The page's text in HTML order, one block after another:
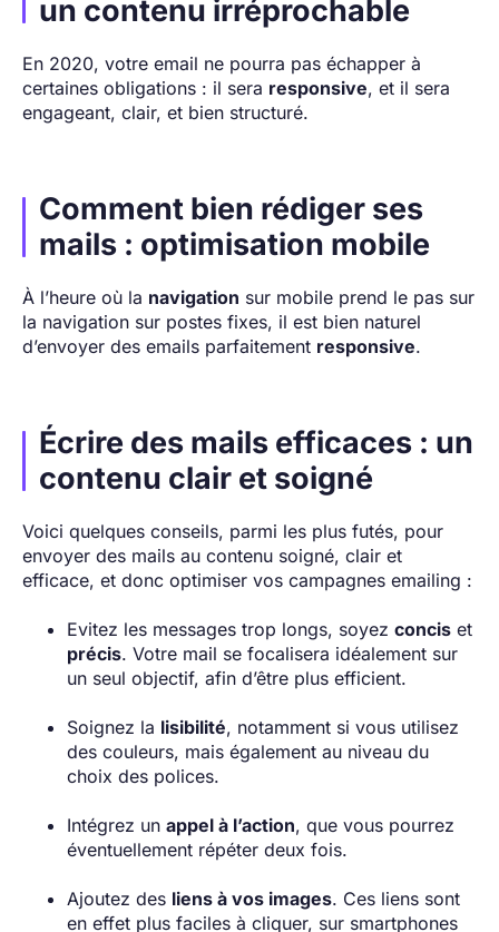
un contenu irréprochable
En 2020, votre email ne pourra pas échapper à
certaines obligations : il sera responsive, et il sera
engageant, clair, et bien structuré.
Comment bien rédiger ses
mails : optimisation mobile
À l’heure où la navigation sur mobile prend le pas sur
la navigation sur postes fixes, il est bien naturel
d’envoyer des emails parfaitement responsive.
Écrire des mails efficaces : un
contenu clair et soigné
Voici quelques conseils, parmi les plus futés, pour
envoyer des mails au contenu soigné, clair et
efficace, et donc optimiser vos campagnes emailing :
Evitez les messages trop longs, soyez concis et
précis. Votre mail se focalisera idéalement sur
un seul objectif, afin d’être plus efficient.
Soignez la lisibilité, notamment si vous utilisez
des couleurs, mais également au niveau du
choix des polices.
Intégrez un appel à l’action, que vous pourrez
éventuellement répéter deux fois.
Ajoutez des liens à vos images. Ces liens sont
en effet plus faciles à cliquer, sur smartphones